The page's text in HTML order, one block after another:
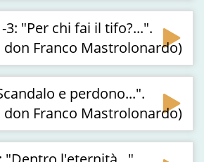
3: "Per chi fai il tifo?...".
Franco Mastrolonardo)
e perdono...".
Franco Mastrolonardo)